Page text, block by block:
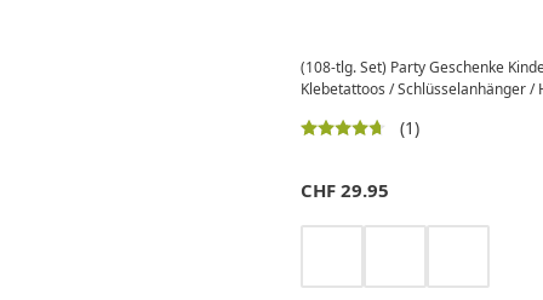
(108-tlg. Set) Party Geschenke
Klebetattoos / Schlüsselanhänger
(1)
CHF 29.95